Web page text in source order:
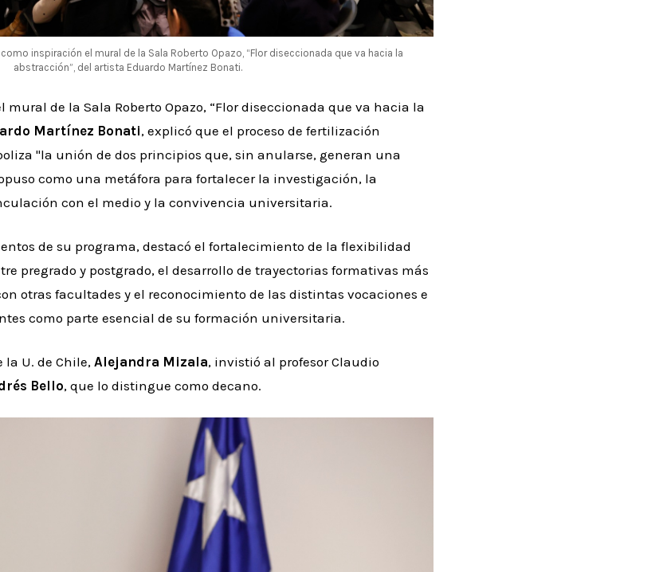
inspiración el mural de la Sala Roberto Opazo, “Flor diseccionada que va hacia la
abstracción”, del artista Eduardo Martínez Bonati.
de la Sala Roberto Opazo, “Flor diseccionada que va hacia la
Martínez Bonati, explicó que el proceso de fertilización
"la unión de dos principios que, sin anularse, generan una
como una metáfora para fortalecer la investigación, la
con el medio y la convivencia universitaria.
de su programa, destacó el fortalecimiento de la flexibilidad
pregrado y postgrado, el desarrollo de trayectorias formativas más
otras facultades y el reconocimiento de las distintas vocaciones e
como parte esencial de su formación universitaria.
U. de Chile, Alejandra Mizala, invistió al profesor Claudio
Bello, que lo distingue como decano.